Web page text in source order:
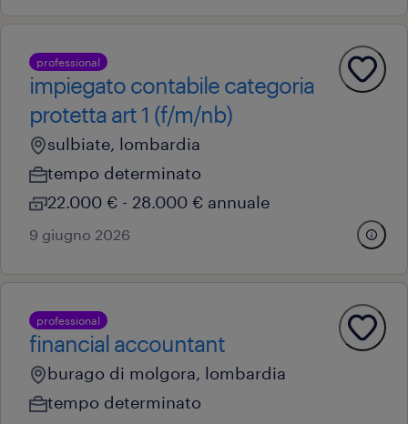
professional
impiegato contabile categoria
protetta art 1 (f/m/nb)
sulbiate, lombardia
tempo determinato
22.000 € - 28.000 € annuale
9 giugno 2026
professional
financial accountant
burago di molgora, lombardia
tempo determinato